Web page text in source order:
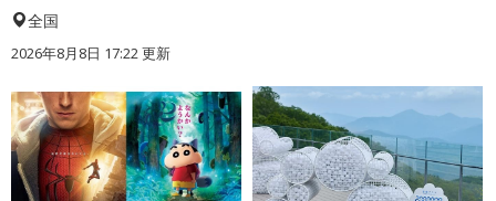
全国
2026年8月8日 17:22更新